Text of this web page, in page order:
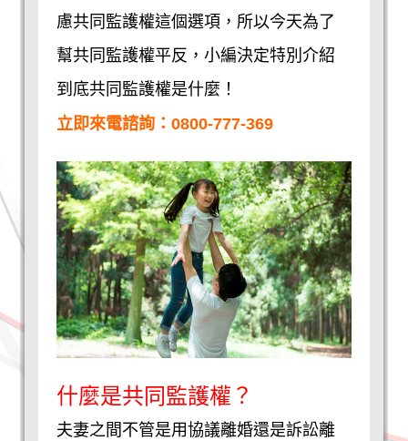
慮共同監護權這個選項，所以今天為了
幫共同監護權平反，小編決定特別介紹
到底共同監護權是什麼！
立即來電諮詢：0800-777-369
什麼是共同監護權？
夫妻之間不管是用協議離婚還是訴訟離